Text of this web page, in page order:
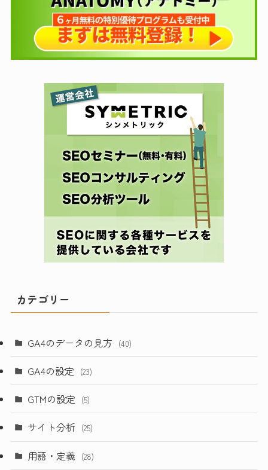
カテゴリー
GA4のデータの見方 (40)
GA4の設定 (23)
GTMの設定 (5)
サイト分析 (25)
用語・定義 (28)